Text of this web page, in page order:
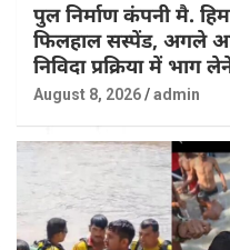
पुल निर्माण कंपनी मै.
फिलहाल सस्पेंड, अगले
निविदा प्रक्रिया में भाग
August 8, 2026 admin